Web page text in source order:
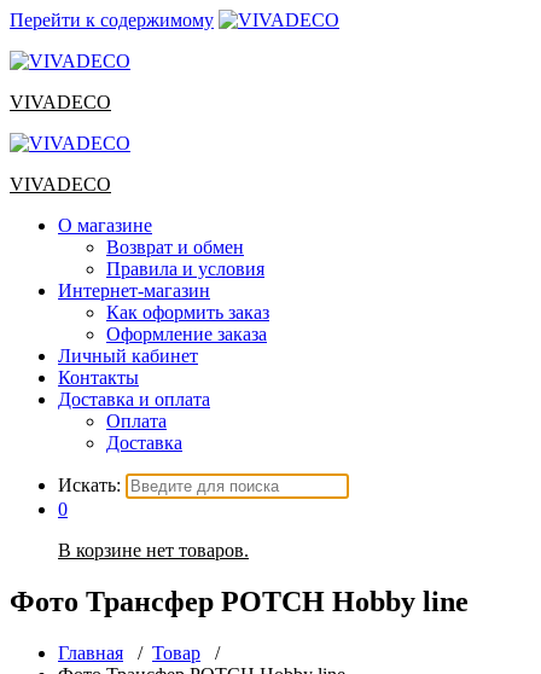
Перейти к содержимому
VIVADECO
VIVADECO
О магазине
Возврат и обмен
Правила и условия
Интернет-магазин
Как оформить заказ
Оформление заказа
Личный кабинет
Контакты
Доставка и оплата
Оплата
Доставка
Искать:
0
В корзине нет товаров.
Фото Трансфер POTCH Hobby line
Главная / Товар /